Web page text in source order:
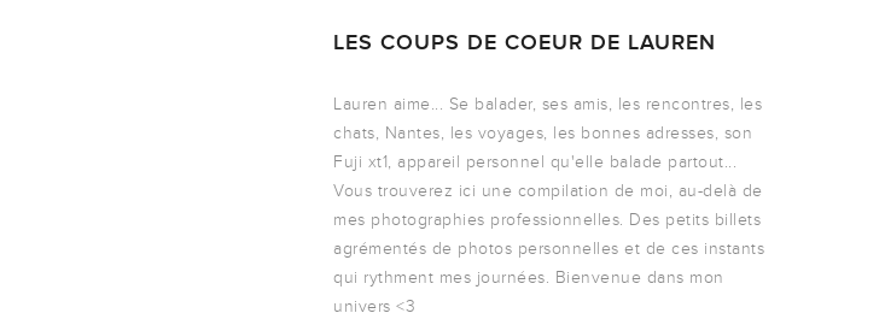
LES COUPS DE COEUR DE LAUREN
Lauren aime... Se balader, ses amis, les rencontres, les
chats, Nantes, les voyages, les bonnes adresses, son
Fuji xt1, appareil personnel qu'elle balade partout...
Vous trouverez ici une compilation de moi, au-delà de
mes photographies professionnelles. Des petits billets
agrémentés de photos personnelles et de ces instants
qui rythment mes journées. Bienvenue dans mon
univers <3